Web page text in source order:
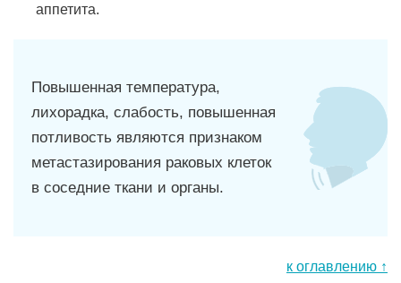
аппетита.
Повышенная температура,
лихорадка, слабость, повышенная
потливость являются признаком
метастазирования раковых клеток
в соседние ткани и органы.
к оглавлению ↑